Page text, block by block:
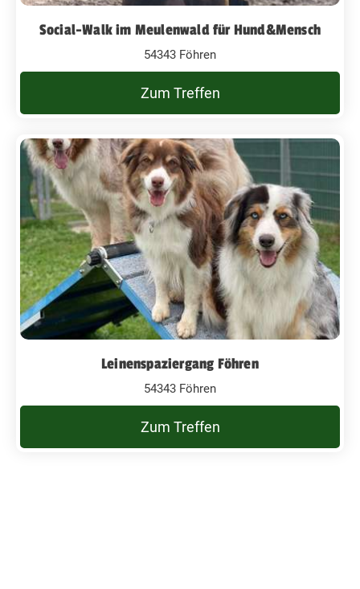
Social-Walk im Meulenwald für Hund&Mensch
54343 Föhren
Zum Treffen
Leinenspaziergang Föhren
54343 Föhren
Zum Treffen